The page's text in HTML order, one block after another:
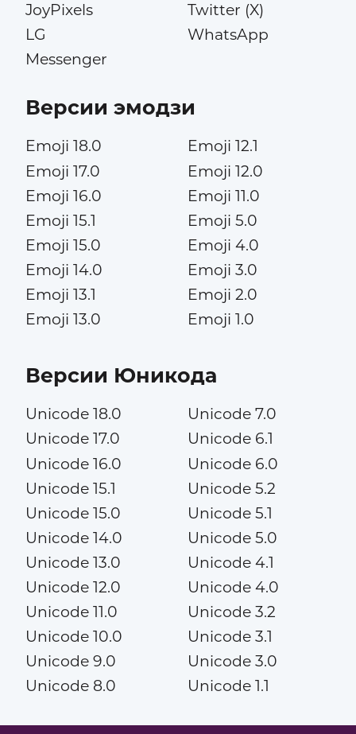
JoyPixels
LG
Messenger
Twitter (X)
WhatsApp
Версии эмодзи
Emoji 18.0
Emoji 17.0
Emoji 16.0
Emoji 15.1
Emoji 15.0
Emoji 14.0
Emoji 13.1
Emoji 13.0
Emoji 12.1
Emoji 12.0
Emoji 11.0
Emoji 5.0
Emoji 4.0
Emoji 3.0
Emoji 2.0
Emoji 1.0
Версии Юникода
Unicode 18.0
Unicode 17.0
Unicode 16.0
Unicode 15.1
Unicode 15.0
Unicode 14.0
Unicode 13.0
Unicode 12.0
Unicode 11.0
Unicode 10.0
Unicode 9.0
Unicode 8.0
Unicode 7.0
Unicode 6.1
Unicode 6.0
Unicode 5.2
Unicode 5.1
Unicode 5.0
Unicode 4.1
Unicode 4.0
Unicode 3.2
Unicode 3.1
Unicode 3.0
Unicode 1.1